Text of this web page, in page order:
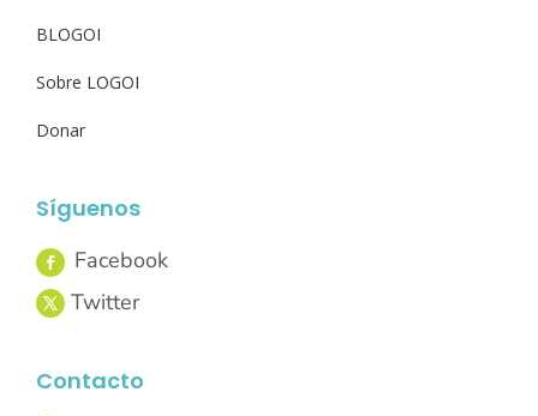
BLOGOI
Sobre LOGOI
Donar
Síguenos
Contacto